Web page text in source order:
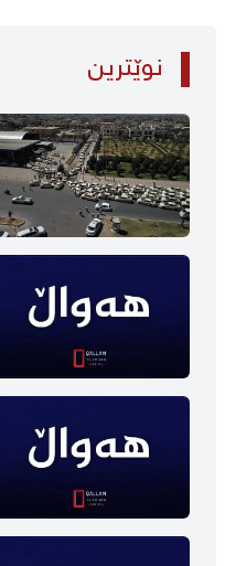
نوێترین